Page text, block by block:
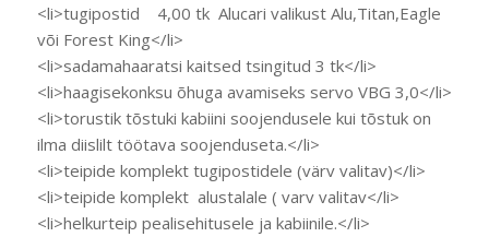
<li>tugipostid 4,00 tk Alucari valikust Alu,Titan,Eagle
või Forest King</li>
<li>sadamahaaratsi kaitsed tsingitud 3 tk</li>
<li>haagisekonksu õhuga avamiseks servo VBG 3,0</li>
<li>torustik tõstuki kabiini soojendusele kui tõstuk on
ilma diislilt töötava soojenduseta.</li>
<li>teipide komplekt tugipostidele (värv valitav)</li>
<li>teipide komplekt alustalale ( varv valitav</li>
<li>helkurteip pealisehitusele ja kabiinile.</li>